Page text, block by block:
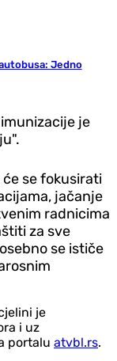
Jedno
je
se fokusirati
jačanje
radnicima
za sve
se ističe
je
i uz
portalu atvbl.rs.